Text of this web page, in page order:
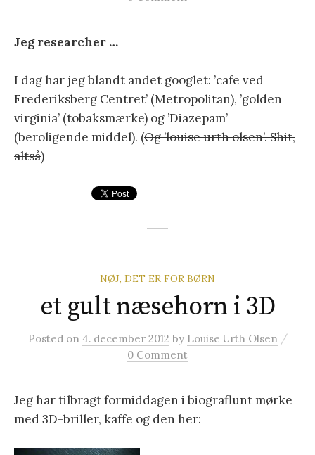
Jeg researcher …
I dag har jeg blandt andet googlet: ’cafe ved
Frederiksberg Centret’ (Metropolitan), ’golden
virginia’ (tobaksmærke) og ’Diazepam’
(beroligende middel). (Og ’louise urth olsen’. Shit,
altså)
NØJ, DET ER FOR BØRN
et gult næsehorn i 3D
Posted on 4. december 2012 by Louise Urth Olsen /
0 Comment
Jeg har tilbragt formiddagen i biograflunt mørke
med 3D-briller, kaffe og den her: